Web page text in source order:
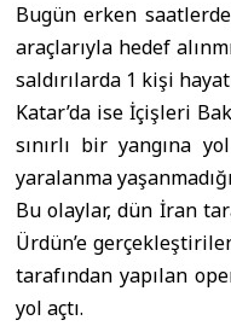
Bugün erken
araçlarıyla hedef
saldırılarda 1 kişi
Katar’da ise İçişleri
sınırlı bir yangına
yaralanma
Bu olaylar, dün İran
Ürdün’e
tarafından yapılan
yol açtı.